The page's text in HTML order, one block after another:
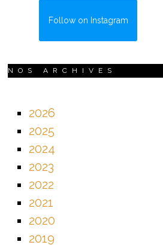
Follow on Instagram
NOS ARCHIVES
2026
2025
2024
2023
2022
2021
2020
2019